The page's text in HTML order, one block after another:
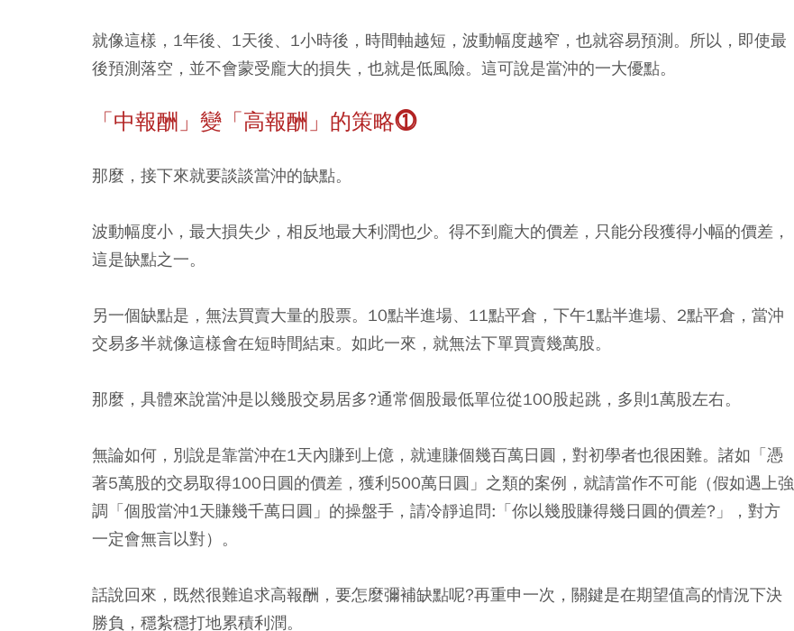
就像這樣，1年後、1天後、1小時後，時間軸越短，波動幅度越窄，也就容易預測。所以，即使最
後預測落空，並不會蒙受龐大的損失，也就是低風險。這可說是當沖的一大優點。
「中報酬」變「高報酬」的策略⓵
那麼，接下來就要談談當沖的缺點。
波動幅度小，最大損失少，相反地最大利潤也少。得不到龐大的價差，只能分段獲得小幅的價差，
這是缺點之一。
另一個缺點是，無法買賣大量的股票。10點半進場、11點平倉，下午1點半進場、2點平倉，當沖
交易多半就像這樣會在短時間結束。如此一來，就無法下單買賣幾萬股。
那麼，具體來說當沖是以幾股交易居多?通常個股最低單位從100股起跳，多則1萬股左右。
無論如何，別說是靠當沖在1天內賺到上億，就連賺個幾百萬日圓，對初學者也很困難。諸如「憑
著5萬股的交易取得100日圓的價差，獲利500萬日圓」之類的案例，就請當作不可能（假如遇上強
調「個股當沖1天賺幾千萬日圓」的操盤手，請冷靜追問:「你以幾股賺得幾日圓的價差?」，對方
一定會無言以對）。
話說回來，既然很難追求高報酬，要怎麼彌補缺點呢?再重申一次，關鍵是在期望值高的情況下決
勝負，穩紮穩打地累積利潤。